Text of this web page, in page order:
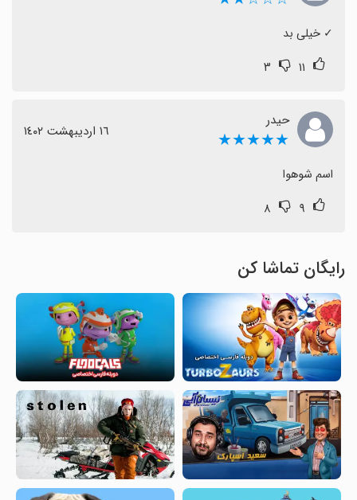
‏✓ خیلی بد
۱۱ ۳
حیدر
★★★★★ ١٦ اردیبهشت ١٤٠٢
اسم شوهوا
۹ ۸
رایگان تماشا کن